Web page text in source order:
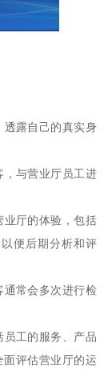
透露自己的真实身
，与营业厅员工进
业厅的体验，包括
便后期分析和评
常会多次进行检
工的服务、产品
评估营业厅的运